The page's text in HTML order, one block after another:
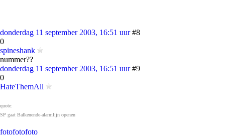
donderdag 11 september 2003, 16:51 uur #8
0
spineshank
nummer??
donderdag 11 september 2003, 16:51 uur #9
0
HateThemAll
quote:
SP gaat Balkenende-alarmlijn openen
fotofotofoto